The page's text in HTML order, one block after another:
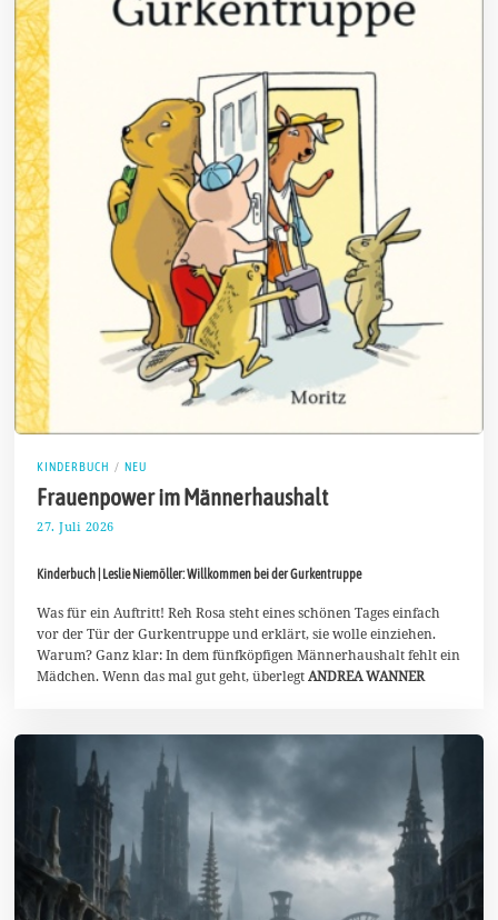
KINDERBUCH / NEU
Frauenpower im Männerhaushalt
27. Juli 2026
u
u
s
t
2
0
Kinderbuch | Leslie Niemöller: Willkommen bei der Gurkentruppe
Was für ein Auftritt! Reh Rosa steht eines schönen Tages einfach
vor der Tür der Gurkentruppe und erklärt, sie wolle einziehen.
Warum? Ganz klar: In dem fünfköpfigen Männerhaushalt fehlt ein
Mädchen. Wenn das mal gut geht, überlegt ANDREA WANNER